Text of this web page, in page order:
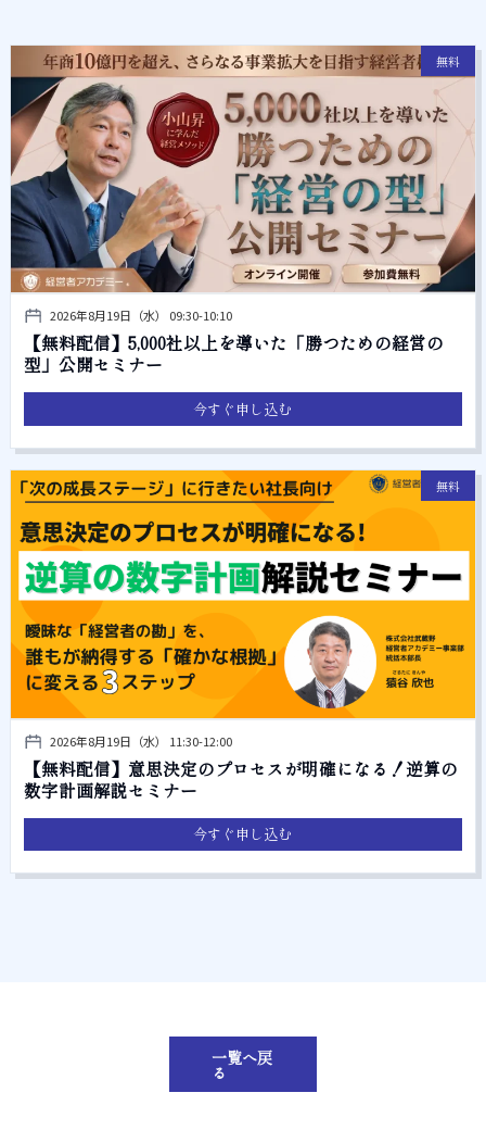
無料
2026年8月19日（水） 09:30-10:10
【無料配信】5,000社以上を導いた「勝つための経営の
型」公開セミナー
今すぐ申し込む
無料
2026年8月19日（水） 11:30-12:00
【無料配信】意思決定のプロセスが明確になる！逆算の
数字計画解説セミナー
今すぐ申し込む
一覧へ戻
る